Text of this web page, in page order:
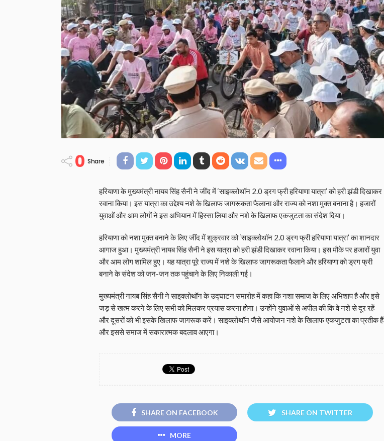
0 Share
हरियाणा के मुख्यमंत्री नायब सिंह सैनी ने जींद में ‘साइक्लोथॉन 2.0 ड्रग फ्री हरियाणा यात्रा’ को हरी झंडी दिखाकर
रवाना किया। इस यात्रा का उद्देश्य नशे के खिलाफ जागरूकता फैलाना और राज्य को नशा मुक्त बनाना है। हजारों
युवाओं और आम लोगों ने इस अभियान में हिस्सा लिया और नशे के खिलाफ एकजुटता का संदेश दिया।
हरियाणा को नशा मुक्त बनाने के लिए जींद में शुक्रवार को ‘साइक्लोथॉन 2.0 ड्रग फ्री हरियाणा यात्रा’ का शानदार
आगाज हुआ। मुख्यमंत्री नायब सिंह सैनी ने इस यात्रा को हरी झंडी दिखाकर रवाना किया। इस मौके पर हजारों युवा
और आम लोग शामिल हुए। यह यात्रा पूरे राज्य में नशे के खिलाफ जागरूकता फैलाने और हरियाणा को ड्रग फ्री
बनाने के संदेश को जन-जन तक पहुंचाने के लिए निकाली गई।
मुख्यमंत्री नायब सिंह सैनी ने साइक्लोथॉन के उद्घाटन समारोह में कहा कि नशा समाज के लिए अभिशाप है और इसे
जड़ से खत्म करने के लिए सभी को मिलकर प्रयास करना होगा। उन्होंने युवाओं से अपील की कि वे नशे से दूर रहें
और दूसरों को भी इसके खिलाफ जागरूक करें। साइक्लोथॉन जैसे आयोजन नशे के खिलाफ एकजुटता का प्रतीक हैं
और इससे समाज में सकारात्मक बदलाव आएगा।
SHARE ON FACEBOOK SHARE ON TWITTER
MORE